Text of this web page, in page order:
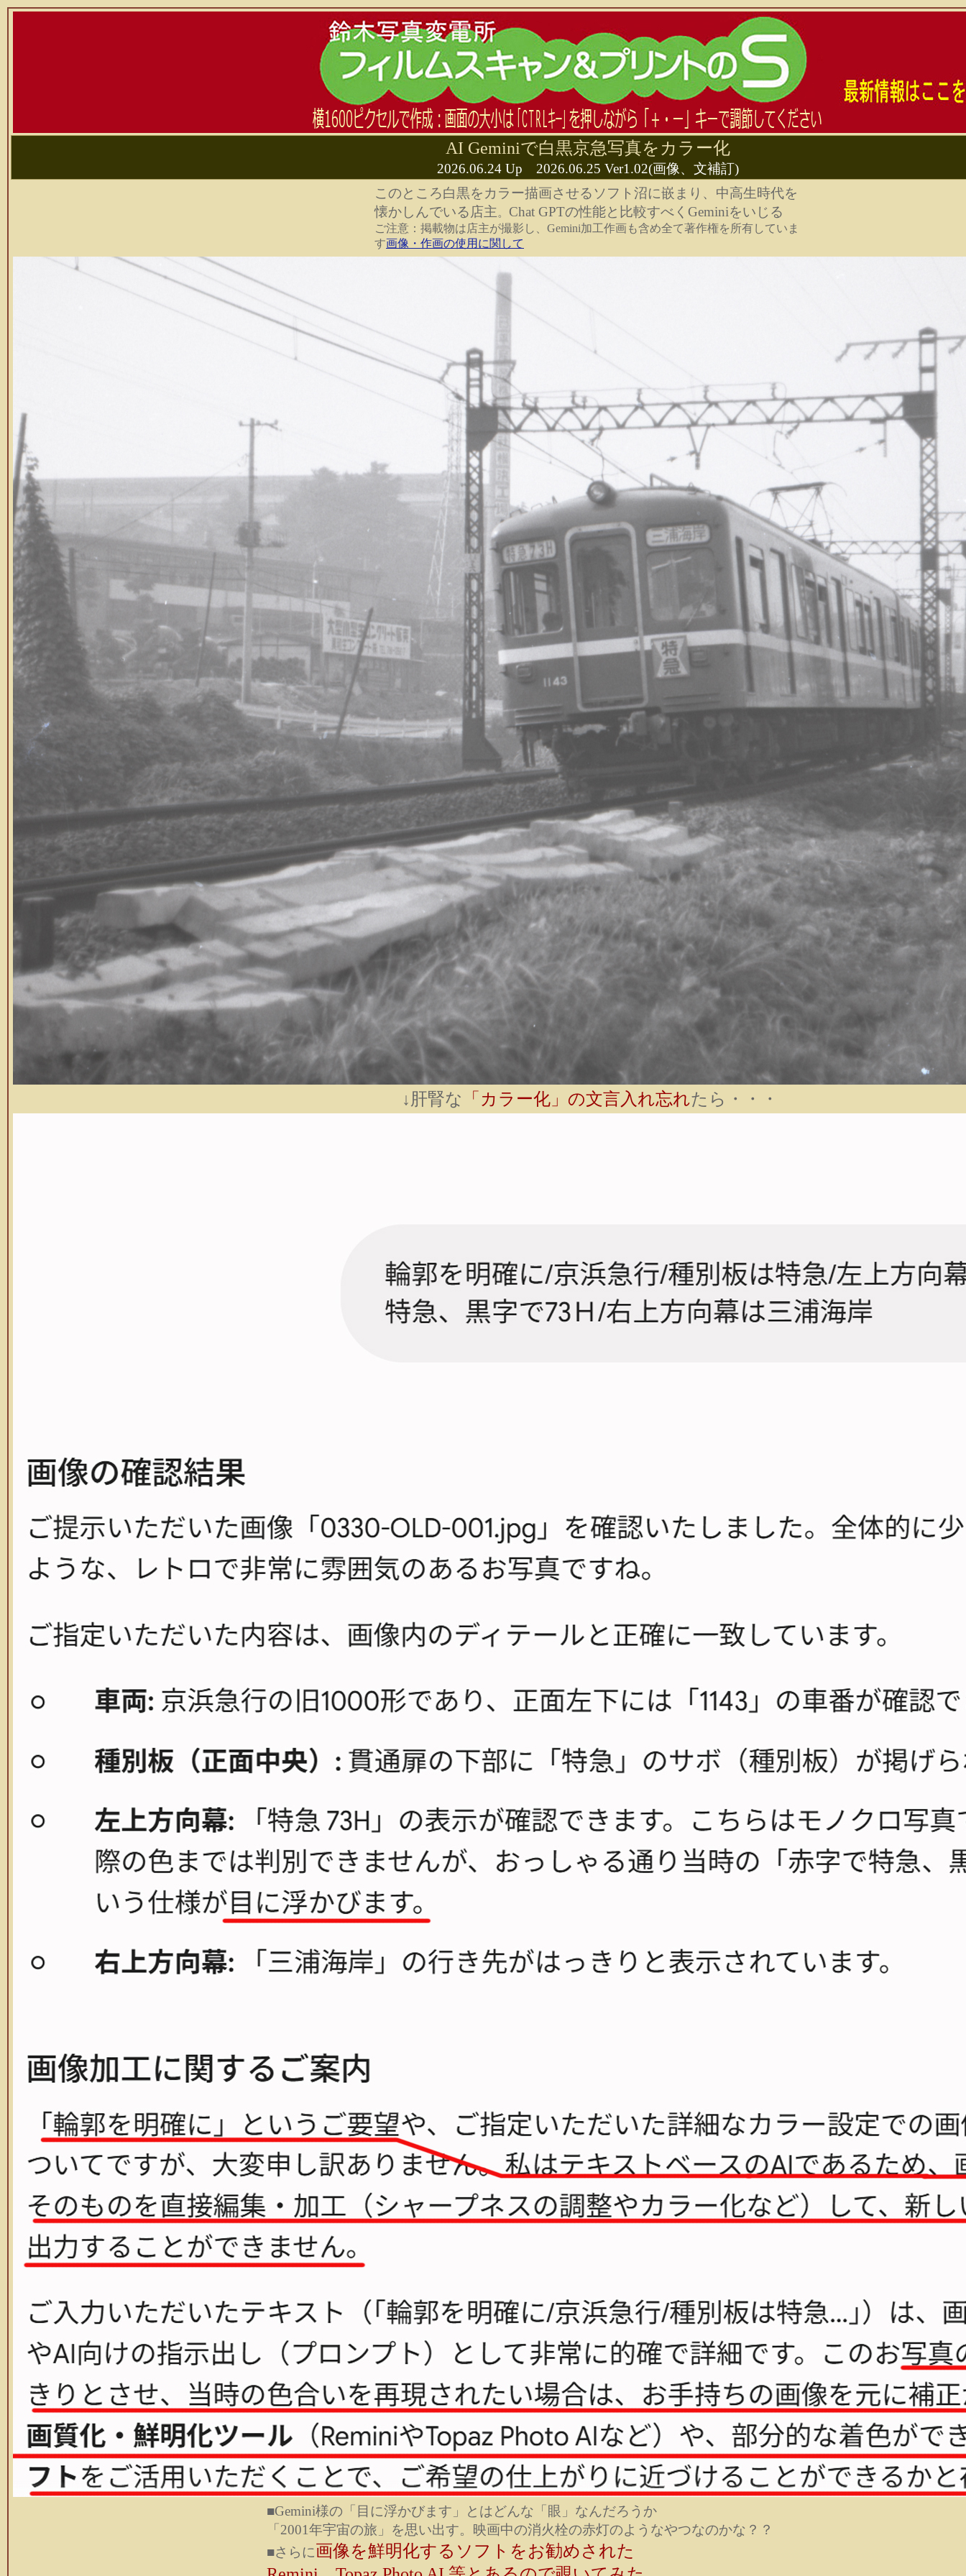
AI Geminiで白黒京急写真をカラー化
2026.06.24 Up 2026.06.25 Ver1.02(画像、文補訂)
このところ白黒をカラー描画させるソフト沼に嵌まり、中高生時代を
懐かしんでいる店主。 Chat GPTの性能と比較すべくGeminiをいじる
ご注意：掲載物は店主が撮影し、Gemini加工作画も含め全て著作権を所有していま
す画像・作画の使用に関して
↓肝腎な 「カラー化」の文言入れ忘れたら・・・
■Gemini様の「目に浮かびます」とはどんな「眼」なんだろうか
「2001年宇宙の旅」を思い出す。映画中の消火栓の赤灯のようなやつなのかな？？
■さらに画像を鮮明化するソフトをお勧めされた